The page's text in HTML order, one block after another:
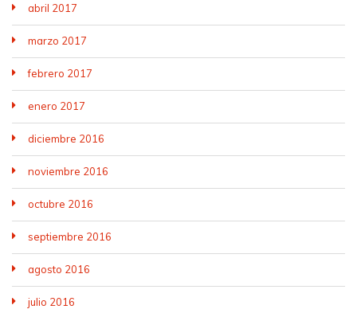
abril 2017
marzo 2017
febrero 2017
enero 2017
diciembre 2016
noviembre 2016
octubre 2016
septiembre 2016
agosto 2016
julio 2016